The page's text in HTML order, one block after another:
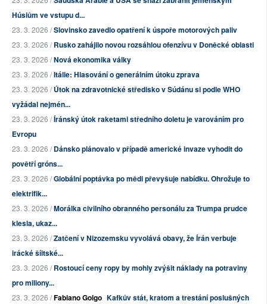
Húsiům ve vstupu d...
23. 3. 2026 /Slovinsko zavedlo opatření k úspoře motorových paliv
23. 3. 2026 /Rusko zahájilo novou rozsáhlou ofenzívu v Doněcké oblasti
23. 3. 2026 /Nová ekonomika války
23. 3. 2026 /Itálie: Hlasování o generálním útoku zprava
23. 3. 2026 /Útok na zdravotnické středisko v Súdánu si podle WHO
vyžádal nejmén...
23. 3. 2026 /Íránský útok raketami středního doletu je varováním pro
Evropu
23. 3. 2026 /Dánsko plánovalo v případě americké invaze vyhodit do
povětří gróns...
23. 3. 2026 /Globální poptávka po mědi převyšuje nabídku. Ohrožuje to
elektrifik...
23. 3. 2026 /Morálka civilního obranného personálu za Trumpa prudce
klesla, ukaz...
23. 3. 2026 /Zatčení v Nizozemsku vyvolává obavy, že Írán verbuje
irácké šíitské...
23. 3. 2026 /Rostoucí ceny ropy by mohly zvýšit náklady na potraviny
pro miliony...
23. 3. 2026 /Fabiano Golgo Kafkův stát, kratom a trestání poslušných